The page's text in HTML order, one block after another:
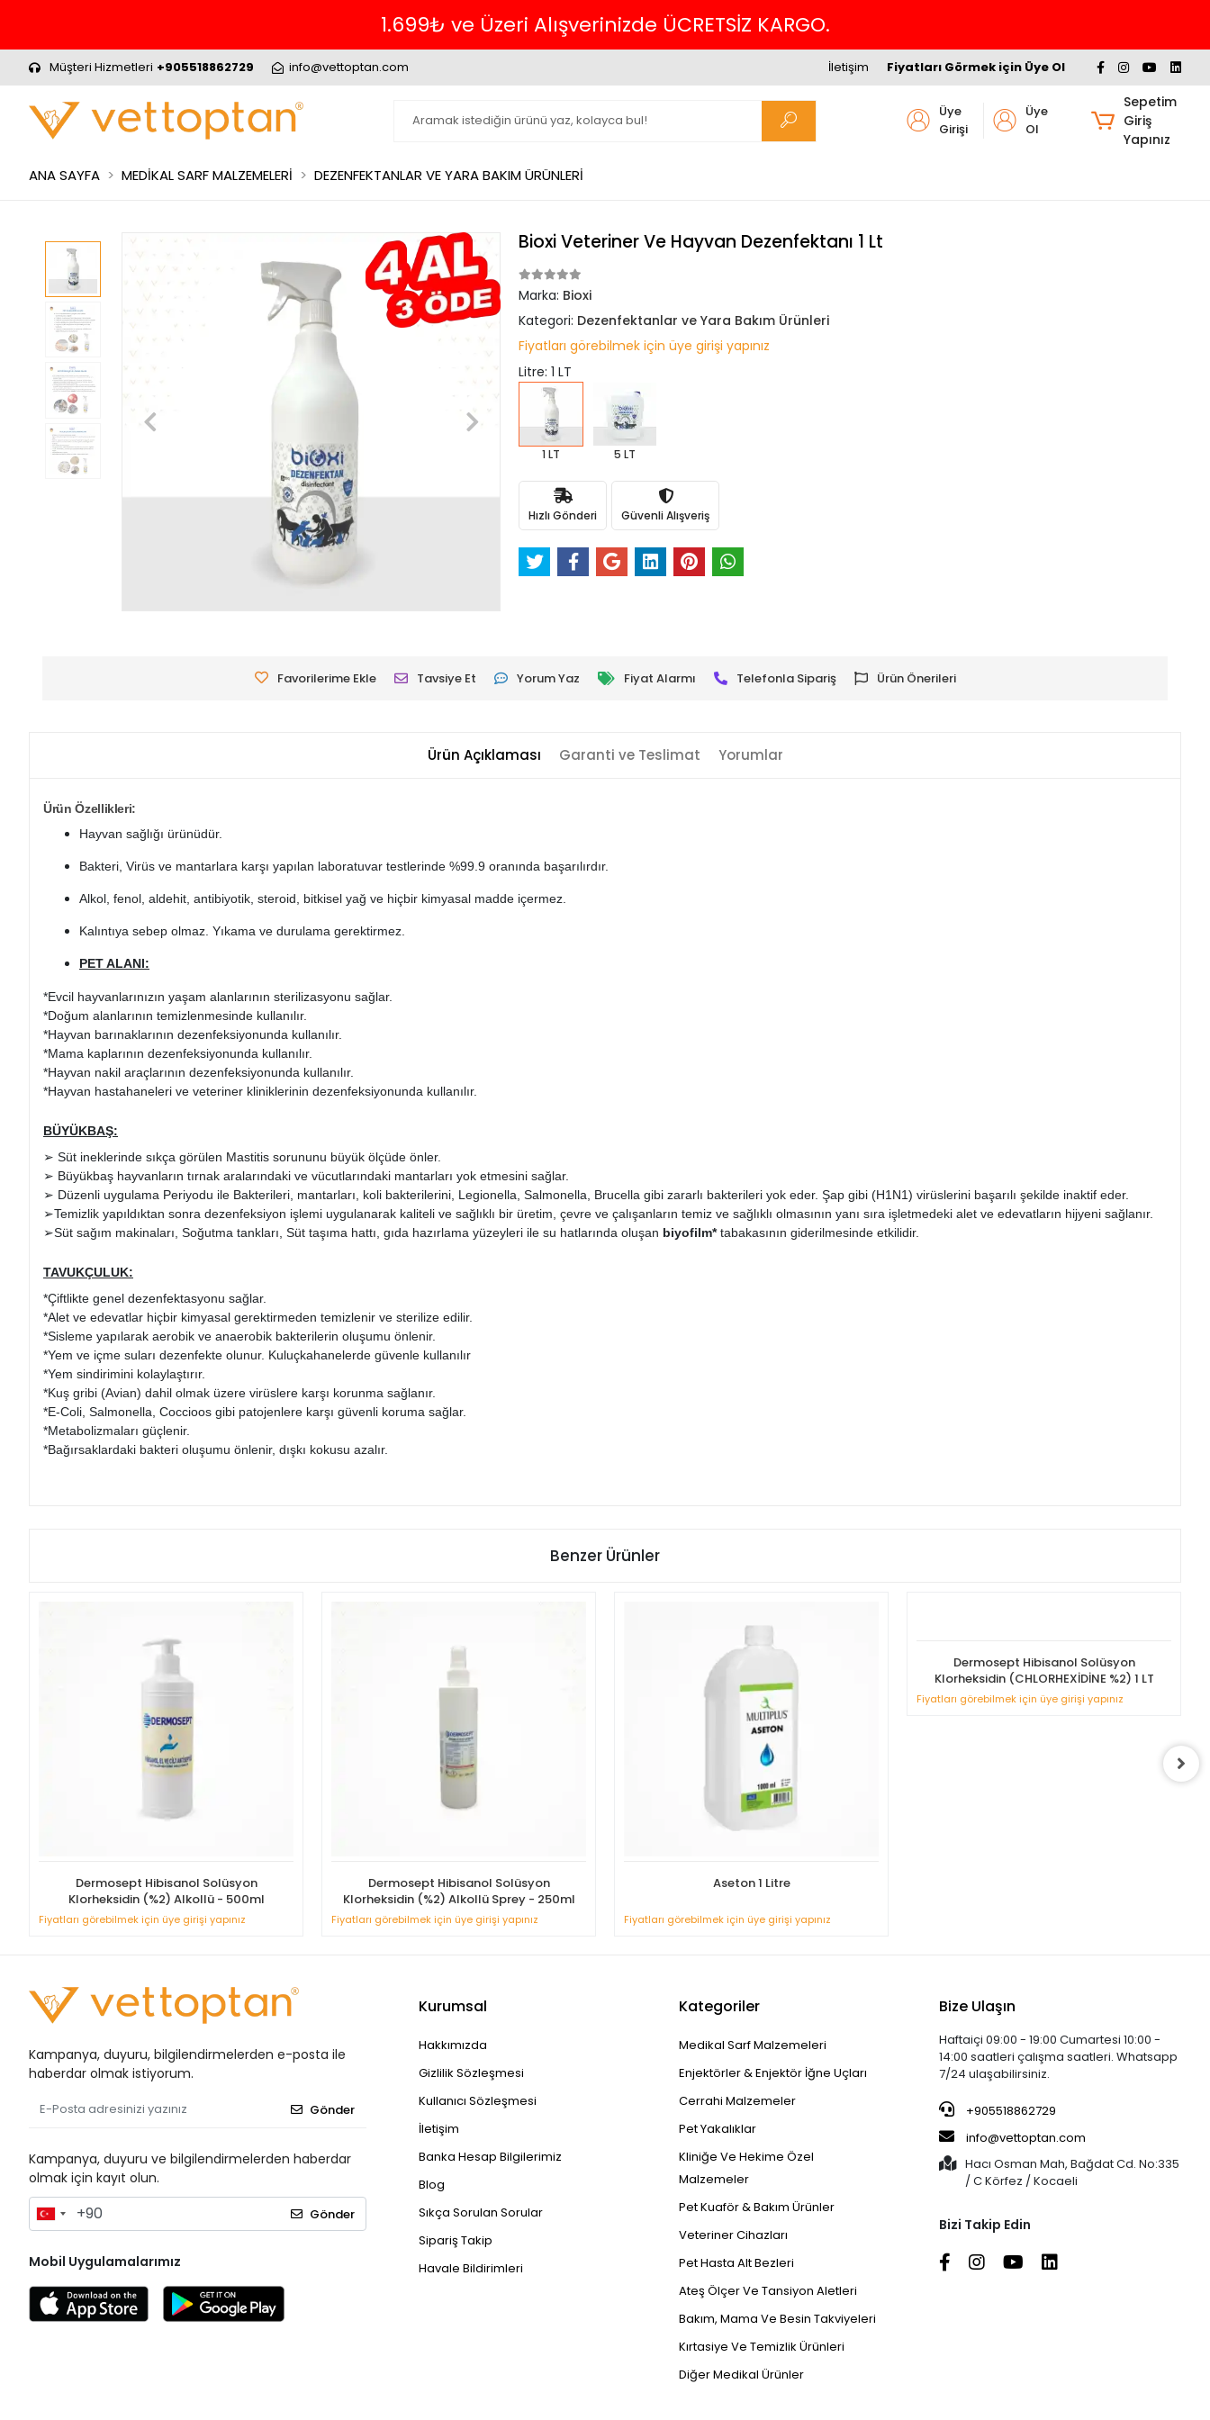
1.699₺ ve Üzeri Alışverinizde ÜCRETSİZ KARGO.
Müşteri Hizmetleri +905518862729 info@vettoptan.com Fiyatları Görmek için Üye Ol
İletişim
Üye
Girişi
Üye
Ol
Sepetim
Giriş
Yapınız
ANA SAYFA MEDİKAL SARF MALZEMELERİ DEZENFEKTANLAR VE YARA BAKIM ÜRÜNLERİ
Bioxi Veteriner Ve Hayvan Dezenfektanı 1 Lt
Marka: Bioxi
Kategori: Dezenfektanlar ve Yara Bakım Ürünleri
Fiyatları görebilmek için üye girişi yapınız
Litre: 1 LT
1 LT 5 LT
Hızlı Gönderi Güvenli Alışveriş
Favorilerime Ekle Tavsiye Et Yorum Yaz Fiyat Alarmı Telefonla Sipariş Ürün Önerileri
Ürün Açıklaması Garanti ve Teslimat Yorumlar
Ürün Özellikleri:
Hayvan sağlığı ürünüdür.
Bakteri, Virüs ve mantarlara karşı yapılan laboratuvar testlerinde %99.9 oranında başarılırdır.
Alkol, fenol, aldehit, antibiyotik, steroid, bitkisel yağ ve hiçbir kimyasal madde içermez.
Kalıntıya sebep olmaz. Yıkama ve durulama gerektirmez.
PET ALANI:
*Evcil hayvanlarınızın yaşam alanlarının sterilizasyonu sağlar.
*Doğum alanlarının temizlenmesinde kullanılır.
*Hayvan barınaklarının dezenfeksiyonunda kullanılır.
*Mama kaplarının dezenfeksiyonunda kullanılır.
*Hayvan nakil araçlarının dezenfeksiyonunda kullanılır.
*Hayvan hastahaneleri ve veteriner kliniklerinin dezenfeksiyonunda kullanılır.
BÜYÜKBAŞ:
➢ Süt ineklerinde sıkça görülen Mastitis sorununu büyük ölçüde önler.
➢ Büyükbaş hayvanların tırnak aralarındaki ve vücutlarındaki mantarları yok etmesini sağlar.
➢ Düzenli uygulama Periyodu ile Bakterileri, mantarları, koli bakterilerini, Legionella, Salmonella, Brucella gibi zararlı bakterileri yok eder. Şap gibi (H1N1) virüslerini başarılı şekilde inaktif eder.
➢Temizlik yapıldıktan sonra dezenfeksiyon işlemi uygulanarak kaliteli ve sağlıklı bir üretim, çevre ve çalışanların temiz ve sağlıklı olmasının yanı sıra işletmedeki alet ve edevatların hijyeni sağlanır.
➢Süt sağım makinaları, Soğutma tankları, Süt taşıma hattı, gıda hazırlama yüzeyleri ile su hatlarında oluşan biyofilm*tabakasının giderilmesinde etkilidir.
TAVUKÇULUK:
*Çiftlikte genel dezenfektasyonu sağlar.
*Alet ve edevatlar hiçbir kimyasal gerektirmeden temizlenir ve sterilize edilir.
*Sisleme yapılarak aerobik ve anaerobik bakterilerin oluşumu önlenir.
*Yem ve içme suları dezenfekte olunur. Kuluçkahanelerde güvenle kullanılır
*Yem sindirimini kolaylaştırır.
*Kuş gribi (Avian) dahil olmak üzere virüslere karşı korunma sağlanır.
*E-Coli, Salmonella, Coccioos gibi patojenlere karşı güvenli koruma sağlar.
*Metabolizmaları güçlenir.
*Bağırsaklardaki bakteri oluşumu önlenir, dışkı kokusu azalır.
Benzer Ürünler
Dermosept Hibisanol Solüsyon
Klorheksidin (%2) Alkollü - 500ml
Fiyatları görebilmek için üye girişi yapınız
Dermosept Hibisanol Solüsyon
Klorheksidin (%2) Alkollü Sprey - 250ml
Fiyatları görebilmek için üye girişi yapınız
Aseton 1 Litre
Fiyatları görebilmek için üye girişi yapınız
Dermosept Hibisanol Solüsyon
Klorheksidin (CHLORHEXİDİNE %2) 1 LT
Fiyatları görebilmek için üye girişi yapınız
Kampanya, duyuru, bilgilendirmelerden e-posta ile
haberdar olmak istiyorum.
Gönder
Kampanya, duyuru ve bilgilendirmelerden haberdar
olmak için kayıt olun.
Gönder
Mobil Uygulamalarımız
Kurumsal
Hakkımızda
Gizlilik Sözleşmesi
Kullanıcı Sözleşmesi
İletişim
Banka Hesap Bilgilerimiz
Blog
Sıkça Sorulan Sorular
Sipariş Takip
Havale Bildirimleri
Kategoriler
Medikal Sarf Malzemeleri
Enjektörler & Enjektör İğne Uçları
Cerrahi Malzemeler
Pet Yakalıklar
Kliniğe Ve Hekime Özel
Malzemeler
Pet Kuaför & Bakım Ürünler
Veteriner Cihazları
Pet Hasta Alt Bezleri
Ateş Ölçer Ve Tansiyon Aletleri
Bakım, Mama Ve Besin Takviyeleri
Kırtasiye Ve Temizlik Ürünleri
Diğer Medikal Ürünler
Bize Ulaşın
Haftaiçi 09:00 - 19:00 Cumartesi 10:00 -
14:00 saatleri çalışma saatleri. Whatsapp
7/24 ulaşabilirsiniz.
+905518862729
info@vettoptan.com
Hacı Osman Mah, Bağdat Cd. No:335
/ C Körfez / Kocaeli
Bizi Takip Edin